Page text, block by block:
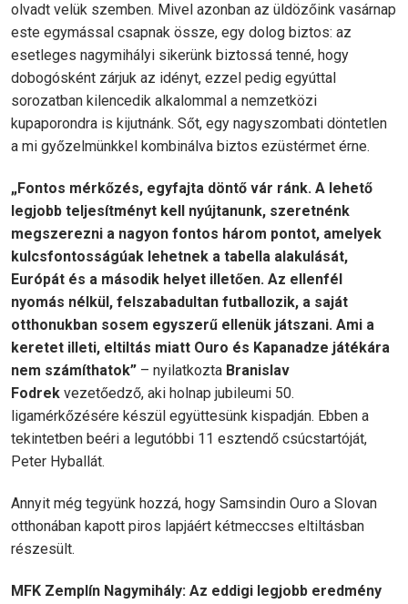
olvadt velük szemben. Mivel azonban az üldözőink vasárnap
este egymással csapnak össze, egy dolog biztos: az
esetleges nagymihályi sikerünk biztossá tenné, hogy
dobogósként zárjuk az idényt, ezzel pedig egyúttal
sorozatban kilencedik alkalommal a nemzetközi
kupaporondra is kijutnánk. Sőt, egy nagyszombati döntetlen
a mi győzelmünkkel kombinálva biztos ezüstérmet érne.
„Fontos mérkőzés, egyfajta döntő vár ránk. A lehető
legjobb teljesítményt kell nyújtanunk, szeretnénk
megszerezni a nagyon fontos három pontot, amelyek
kulcsfontosságúak lehetnek a tabella alakulását,
Európát és a második helyet illetően. Az ellenfél
nyomás nélkül, felszabadultan futballozik, a saját
otthonukban sosem egyszerű ellenük játszani. Ami a
keretet illeti, eltiltás miatt Ouro és Kapanadze játékára
nem számíthatok” – nyilatkozta Branislav
Fodrek vezetőedző, aki holnap jubileumi 50.
ligamérkőzésére készül együttesünk kispadján. Ebben a
tekintetben beéri a legutóbbi 11 esztendő csúcstartóját,
Peter Hyballát.
Annyit még tegyünk hozzá, hogy Samsindin Ouro a Slovan
otthonában kapott piros lapjáért kétmeccses eltiltásban
részesült.
MFK Zemplín Nagymihály: Az eddigi legjobb eredmény